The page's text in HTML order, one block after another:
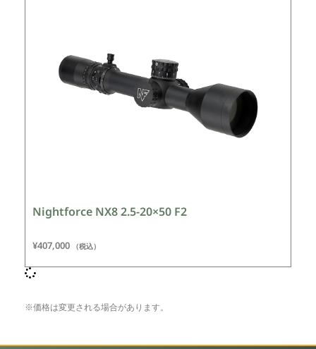
Nightforce NX8 2.5-20×50 F2
¥407,000 （税込）
※価格は変更される場合があります。